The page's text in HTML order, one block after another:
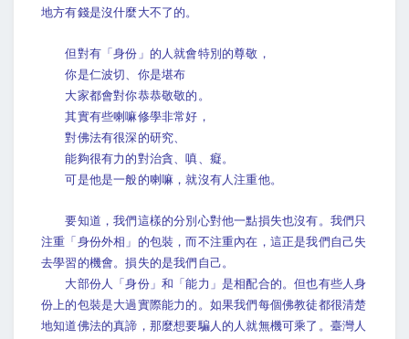
地方有錢是沒什麼大不了的。
但對有「身份」的人就會特別的尊敬，
你是仁波切、你是堪布
大家都會對你恭恭敬敬的。
其實有些喇嘛修學非常好，
對佛法有很深的研究、
能夠很有力的對治貪、嗔、癡。
可是他是一般的喇嘛，就沒有人注重他。
要知道，我們這樣的分別心對他一點損失也沒有。我們只
注重「身份外相」的包裝，而不注重內在，這正是我們自己失
去學習的機會。損失的是我們自己。
大部份人「身份」和「能力」是相配合的。但也有些人身
份上的包裝是大過實際能力的。如果我們每個佛教徒都很清楚
地知道佛法的真諦，那麼想要騙人的人就無機可乘了。臺灣人